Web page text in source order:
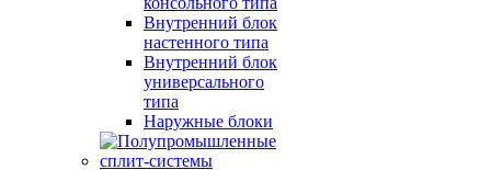
Внутренний блок
настенного типа
Внутренний блок
универсального
типа
Наружные блоки